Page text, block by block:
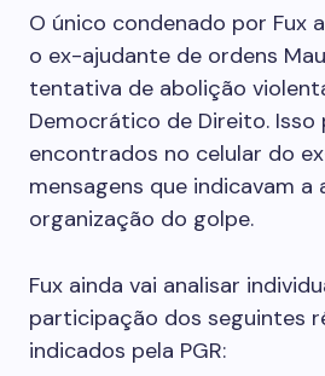
O único condenado por Fux
o ex-ajudante de ordens
tentativa de abolição
Democrático de Direito.
encontrados no celular do
mensagens que indicavam
organização do golpe.
Fux ainda vai analisar
participação dos seguintes
indicados pela PGR: